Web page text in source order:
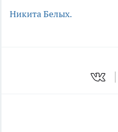
Никита Белых.